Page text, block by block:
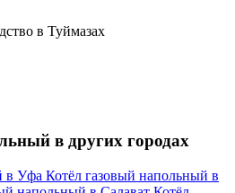
в Туймазах
в других городах
в Уфа Котёл газовый напольный в